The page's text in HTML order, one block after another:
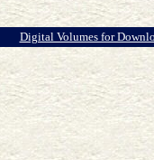
Digital Volumes for